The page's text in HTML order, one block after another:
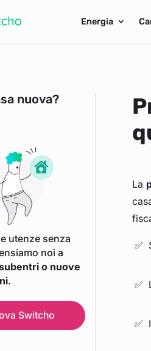
Energia
nuova?
utenze senza
noi a
o nuove
.
Switcho
La